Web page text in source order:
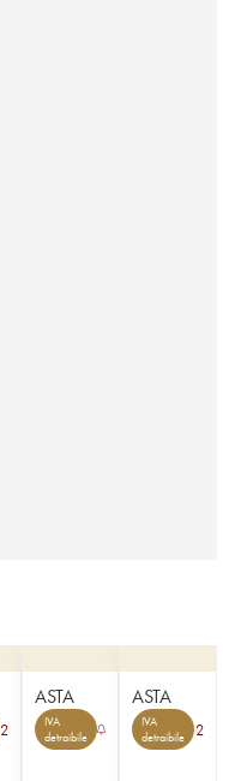
2
ASTA
IVA
detraibile
ASTA
IVA
detraibile
2